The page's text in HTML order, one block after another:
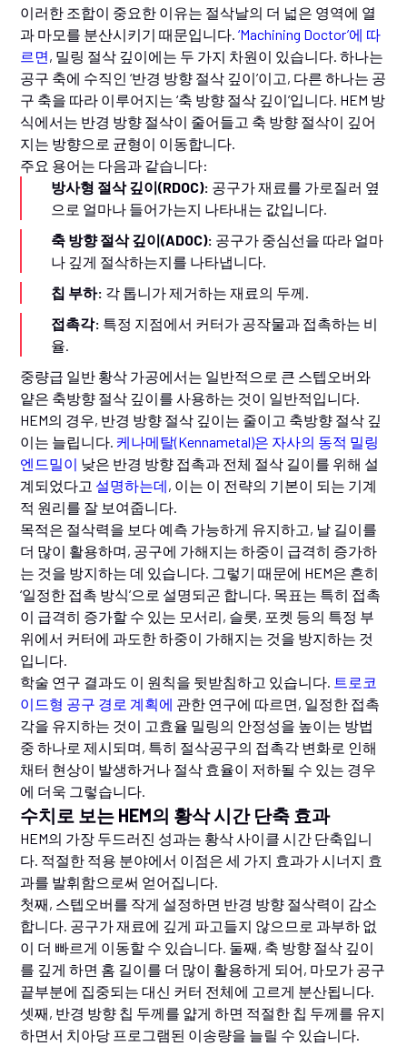
이러한 조합이 중요한 이유는 절삭날의 더 넓은 영역에 열
과 마모를 분산시키기 때문입니다.‘Machining Doctor’에 따
르면, 밀링 절삭 깊이에는 두 가지 차원이 있습니다. 하나는
공구 축에 수직인 ‘반경 방향 절삭 깊이’이고, 다른 하나는 공
구 축을 따라 이루어지는 ‘축 방향 절삭 깊이’입니다. HEM 방
식에서는 반경 방향 절삭이 줄어들고 축 방향 절삭이 깊어
지는 방향으로 균형이 이동합니다.
주요 용어는 다음과 같습니다:
방사형 절삭 깊이(RDOC): 공구가 재료를 가로질러 옆
으로 얼마나 들어가는지 나타내는 값입니다.
축 방향 절삭 깊이(ADOC): 공구가 중심선을 따라 얼마
나 깊게 절삭하는지를 나타냅니다.
칩 부하: 각 톱니가 제거하는 재료의 두께.
접촉각: 특정 지점에서 커터가 공작물과 접촉하는 비
율.
중량급 일반 황삭 가공에서는 일반적으로 큰 스텝오버와
얕은 축방향 절삭 깊이를 사용하는 것이 일반적입니다.
HEM의 경우, 반경 방향 절삭 깊이는 줄이고 축방향 절삭 깊
이는 늘립니다. 케나메탈(Kennametal)은 자사의 동적 밀링
엔드밀이 낮은 반경 방향 접촉과 전체 절삭 길이를 위해 설
계되었다고 설명하는데, 이는 이 전략의 기본이 되는 기계
적 원리를 잘 보여줍니다.
목적은 절삭력을 보다 예측 가능하게 유지하고, 날 길이를
더 많이 활용하며, 공구에 가해지는 하중이 급격히 증가하
는 것을 방지하는 데 있습니다. 그렇기 때문에 HEM은 흔히
‘일정한 접촉 방식’으로 설명되곤 합니다. 목표는 특히 접촉
이 급격히 증가할 수 있는 모서리, 슬롯, 포켓 등의 특정 부
위에서 커터에 과도한 하중이 가해지는 것을 방지하는 것
입니다.
학술 연구 결과도 이 원칙을 뒷받침하고 있습니다. 트로코
이드형 공구 경로 계획에 관한 연구에 따르면, 일정한 접촉
각을 유지하는 것이 고효율 밀링의 안정성을 높이는 방법
중 하나로 제시되며, 특히 절삭공구의 접촉각 변화로 인해
채터 현상이 발생하거나 절삭 효율이 저하될 수 있는 경우
에 더욱 그렇습니다.
수치로 보는 HEM의 황삭 시간 단축 효과
HEM의 가장 두드러진 성과는 황삭 사이클 시간 단축입니
다. 적절한 적용 분야에서 이점은 세 가지 효과가 시너지 효
과를 발휘함으로써 얻어집니다.
첫째, 스텝오버를 작게 설정하면 반경 방향 절삭력이 감소
합니다. 공구가 재료에 깊게 파고들지 않으므로 과부하 없
이 더 빠르게 이동할 수 있습니다. 둘째, 축 방향 절삭 깊이
를 깊게 하면 홈 길이를 더 많이 활용하게 되어, 마모가 공구
끝부분에 집중되는 대신 커터 전체에 고르게 분산됩니다.
셋째, 반경 방향 칩 두께를 얇게 하면 적절한 칩 두께를 유지
하면서 치아당 프로그램된 이송량을 늘릴 수 있습니다.